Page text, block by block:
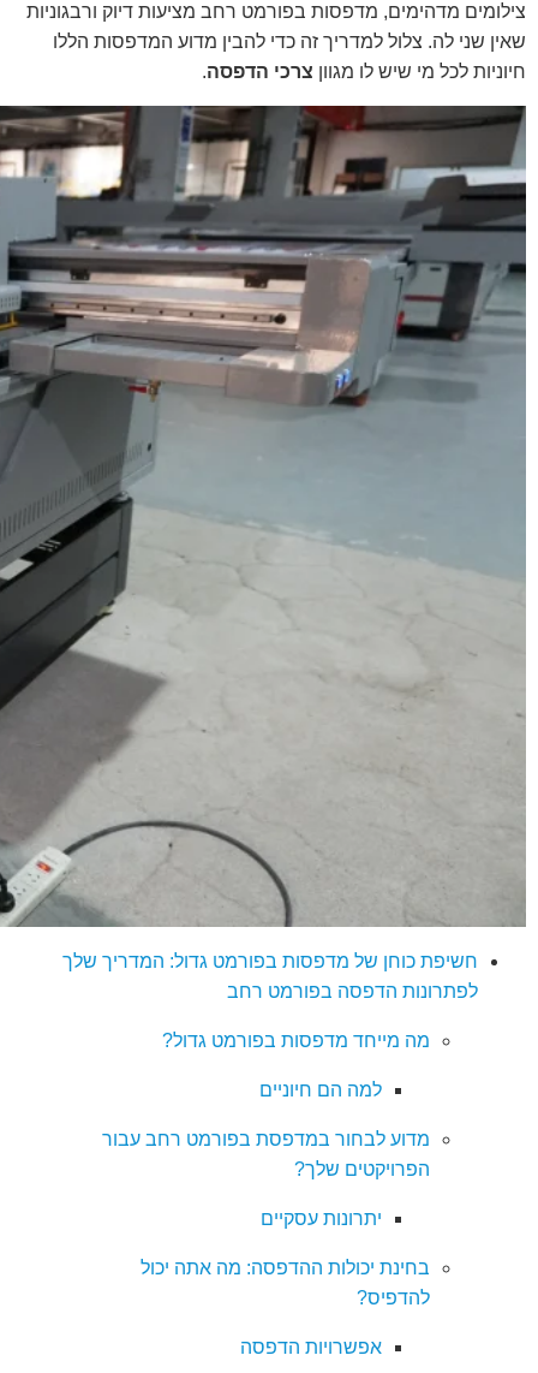
צילומים מדהימים, מדפסות בפורמט רחב מציעות דיוק ורבגוניות
שאין שני לה. צלול למדריך זה כדי להבין מדוע המדפסות הללו
חיוניות לכל מי שיש לו מגוון צרכי הדפסה.
חשיפת כוחן של מדפסות בפורמט גדול: המדריך שלך
לפתרונות הדפסה בפורמט רחב
מה מייחד מדפסות בפורמט גדול?
למה הם חיוניים
מדוע לבחור במדפסת בפורמט רחב עבור
הפרויקטים שלך?
יתרונות עסקיים
בחינת יכולות ההדפסה: מה אתה יכול
להדפיס?
אפשרויות הדפסה